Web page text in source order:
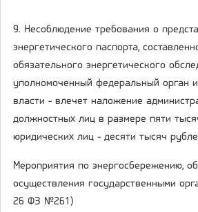
9. Несоблюдение требования о
энергетического паспорта,
обязательного энергетического
уполномоченный федеральный орган
власти - влечет наложение
должностных лиц в размере пяти
юридических лиц - десяти тысяч
Мероприятия по энергосбережению,
осуществления государственными
26 ФЗ №261)